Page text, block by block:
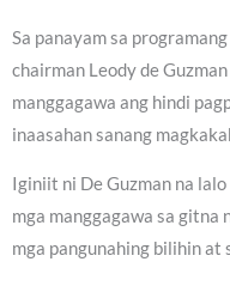
Sa panayam sa
chairman Leody de
manggagawa ang hindi
inaasahan sanang
Iginiit ni De Guzman na
mga manggagawa sa gitna
mga pangunahing bilihin at